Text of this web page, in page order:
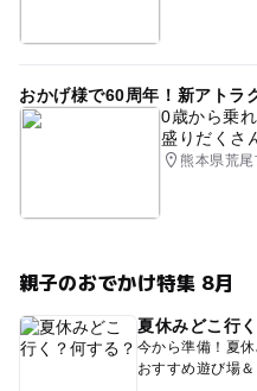
おかげ様で60周年！新アトラ
0歳から乗
盛りだくさ
熊本県荒尾
親子のおでかけ特集 8月
夏休みどこ行
今から準備！夏
おすすめ遊び場